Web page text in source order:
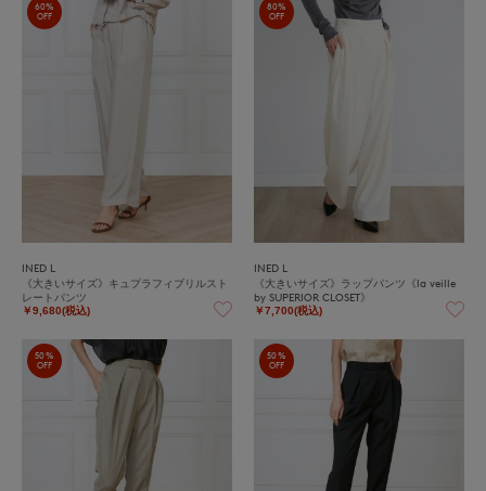
60%
OFF
INED L
《大きいサイズ》キュプラフィブリルスト
レートパンツ
￥9,680(税込)
80%
OFF
INED L
《大きいサイズ》ラップパンツ《la veille
by SUPERIOR CLOSET》
￥7,700(税込)
50%
OFF
50%
OFF